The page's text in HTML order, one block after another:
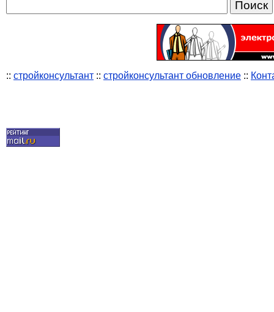
:: стройконсультант :: стройконсультант обновление ::